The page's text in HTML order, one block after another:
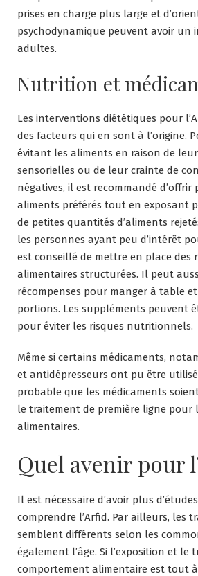
prises en charge plus large et
psychodynamique peuvent avoir un
adultes.
Nutrition et
Les interventions diététiques pour
des facteurs qui en sont à l’origine.
évitant les aliments en raison de
sensorielles ou de leur crainte de
négatives, il est recommandé d’offrir
aliments préférés tout en exposant
de petites quantités d’aliments
les personnes ayant peu d’intérêt
est conseillé de mettre en place des
alimentaires structurées. Il peut aussi
récompenses pour manger à table
portions. Les suppléments peuvent
pour éviter les risques nutritionnels.
Même si certains médicaments,
et antidépresseurs ont pu être
probable que les médicaments
le traitement de première ligne pour
alimentaires.
Quel avenir pour
Il est nécessaire d’avoir plus
comprendre l’Arfid. Par ailleurs, les
semblent différents selon les
également l’âge. Si l’exposition et le
comportement alimentaire est tout